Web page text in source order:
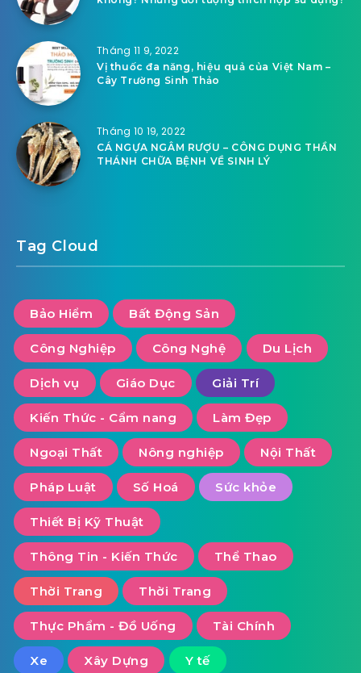
Tháng 11 9, 2022
Vị thuốc đa năng, hiệu quả của Việt Nam –
Cây Trường Sinh Thảo
Tháng 10 19, 2022
CÁ NGỰA NGÂM RƯỢU – CÔNG DỤNG THẦN
THÁNH CHỮA BỆNH VỀ SINH LÝ
Tag Cloud
Bảo Hiểm Bất Động Sản
Công Nghiệp Công Nghệ Du Lịch
Dịch vụ Giáo Dục Giải Trí
Kiến Thức - Cẩm nang Làm Đẹp
Ngoại Thất Nông nghiệp Nội Thất
Pháp Luật Số Hoá Sức khỏe
Thiết Bị Kỹ Thuật
Thông Tin - Kiến Thức Thể Thao
Thời Trang Thời Trang
Thực Phẩm - Đồ Uống Tài Chính
Xe Xây Dựng Y tế